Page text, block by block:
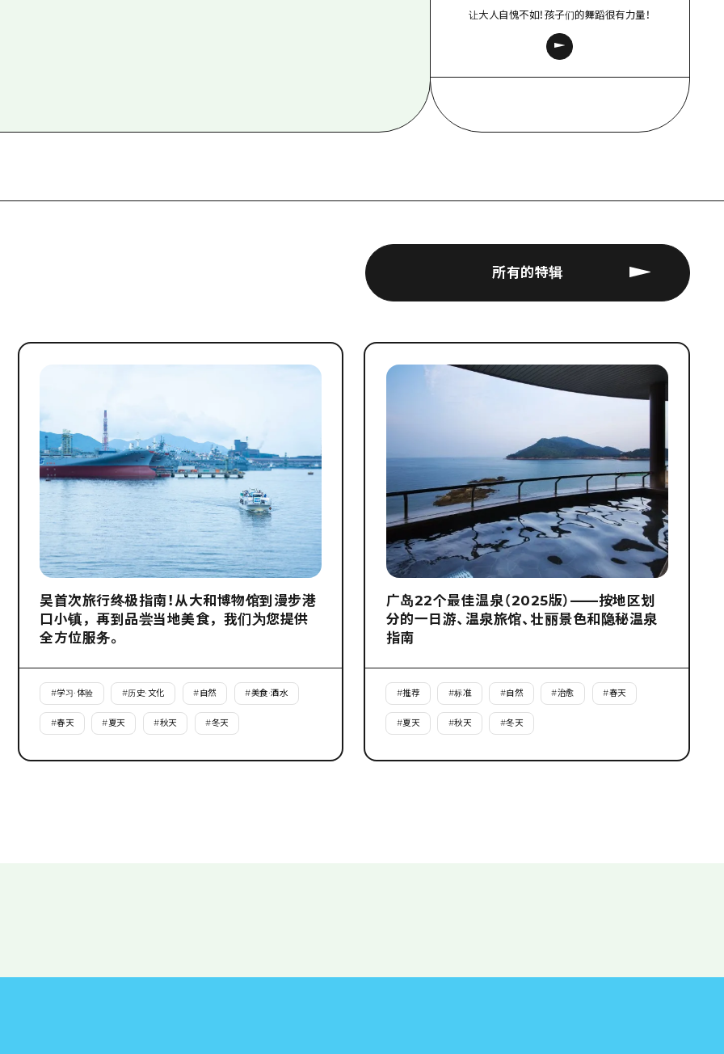
让大人自愧不如！孩子们的舞蹈很有力量！
所有的特辑
吴首次旅行终极指南！从大和博物馆到漫步港
口小镇，再到品尝当地美食，我们为您提供
全方位服务。
#学习·体验 #历史·文化 #自然 #美食·酒水
#春天 #夏天 #秋天 #冬天
广岛22个最佳温泉（2025版）——按地区划
分的一日游、温泉旅馆、壮丽景色和隐秘温泉
指南
#推荐 #标准 #自然 #治愈 #春天
#夏天 #秋天 #冬天